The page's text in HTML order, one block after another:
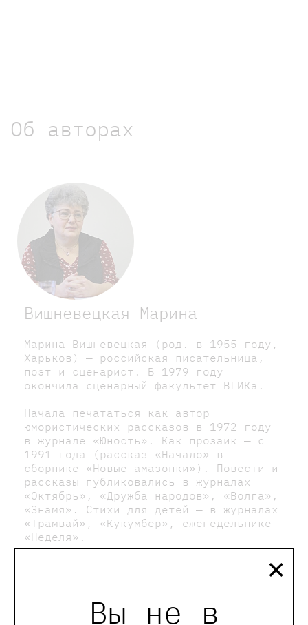
Вы не в
×
Об авторах
Вишневецкая Марина
Марина Вишневецкая (род. в 1955 году,
Харьков) — российская писательница,
поэт и сценарист. В 1979 году
окончила сценарный факультет ВГИКа.
Начала печататься как автор
юмористических рассказов в 1972 году
в журнале «Юность». Как прозаик — с
1991 года (рассказ «Начало» в
сборнике «Новые амазонки»). Повести и
рассказы публиковались в журналах
«Октябрь», «Дружба народов», «Волга»,
«Знамя». Стихи для детей — в журналах
«Трамвай», «Кукумбер», еженедельнике
«Неделя».
анимационных программ на каналах Рен-